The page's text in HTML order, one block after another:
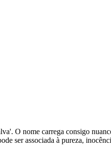
O nome carrega consigo
ser associada à pureza,